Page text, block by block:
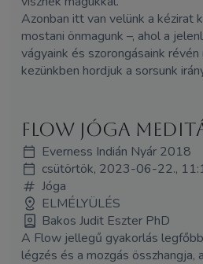
Azonban itt van velünk a kézirat
mostani önmagunk –, ahol a
vágyaink és szorongásaink
kezünkben hordjuk a sorsunk
Flow jóga
Everness Indián Nyár 2018
csütörtök, 2023-06-22.,
Jóga
ELMÉLYÜLÉS
Bakos Judit Eszter PhD
A Flow jellegű gyakorlás
légzés és a mozgás összhangja,